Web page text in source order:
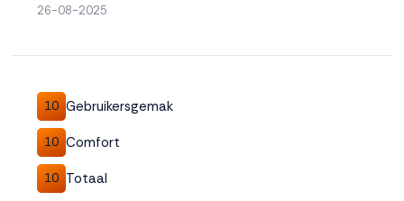
26-08-2025
10 Gebruikersgemak
10 Comfort
10 Totaal